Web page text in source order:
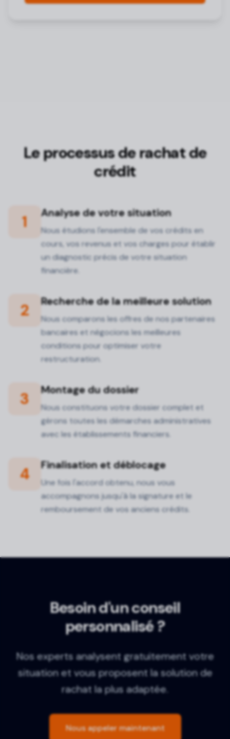
Le processus de rachat de
crédit
1 Analyse de votre situation
Nous étudions l'ensemble de vos crédits en
cours, vos revenus et vos charges pour établir
un diagnostic précis de votre situation
financière.
2 Recherche de la meilleure solution
Nous comparons les offres de nos partenaires
bancaires et négocions les meilleures
conditions pour optimiser votre
restructuration.
3 Montage du dossier
Nous constituons votre dossier complet et
gérons toutes les démarches administratives
avec les établissements financiers.
4 Finalisation et déblocage
Une fois l'accord obtenu, nous vous
accompagnons jusqu'à la signature et le
remboursement de vos anciens crédits.
Besoin d'un conseil
personnalisé ?
Nos experts analysent gratuitement votre
situation et vous proposent la solution de
rachat la plus adaptée.
Nous appeler maintenant